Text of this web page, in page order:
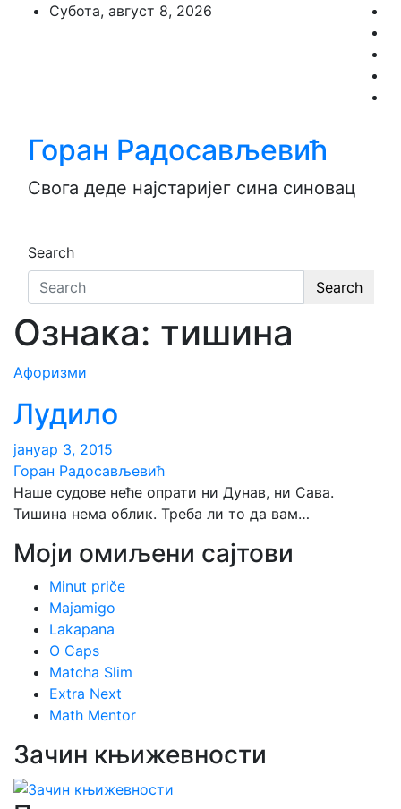
Субота, август 8, 2026
Горан Радосављевић
Свога деде најстаријег сина синовац
Search
Search
Ознака: тишина
Aфоризми
Лудило
јануар 3, 2015
Горан Радосављевић
Наше судове неће опрати ни Дунав, ни Сава.
Тишина нема облик. Треба ли то да вам…
Моји омиљени сајтови
Minut priče
Majamigo
Lakapana
O Caps
Matcha Slim
Extra Next
Math Mentor
Зачин књижевности